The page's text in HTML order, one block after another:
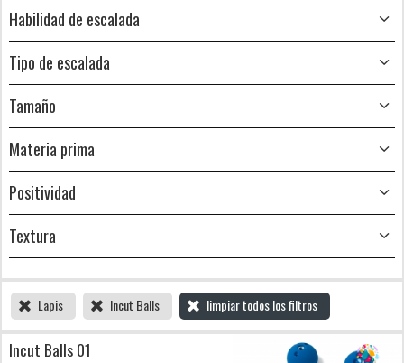
Habilidad de escalada
Tipo de escalada
Tamaño
Materia prima
Positividad
Textura
Lapis Incut Balls limpiar todos los filtros
Incut Balls 01